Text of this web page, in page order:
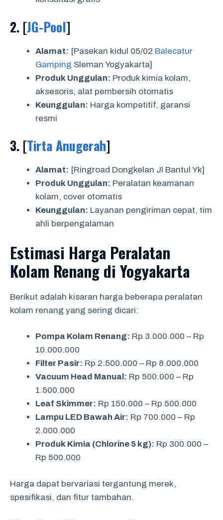
2. [JG-Pool]
Alamat: [Pasekan kidul 05/02 Balecatur
Gamping Sleman Yogyakarta]
Produk Unggulan: Produk kimia kolam,
aksesoris, alat pembersih otomatis
Keunggulan: Harga kompetitif, garansi
resmi
3. [Tirta Anugerah]
Alamat: [Ringroad Dongkelan Jl Bantul Yk]
Produk Unggulan: Peralatan keamanan
kolam, cover otomatis
Keunggulan: Layanan pengiriman cepat, tim
ahli berpengalaman
Estimasi Harga Peralatan
Kolam Renang di Yogyakarta
Berikut adalah kisaran harga beberapa peralatan
kolam renang yang sering dicari:
Pompa Kolam Renang: Rp 3.000.000 – Rp
10.000.000
Filter Pasir: Rp 2.500.000 – Rp 8.000.000
Vacuum Head Manual: Rp 500.000 – Rp
1.500.000
Leaf Skimmer: Rp 150.000 – Rp 500.000
Lampu LED Bawah Air: Rp 700.000 – Rp
2.000.000
Produk Kimia (Chlorine 5 kg): Rp 300.000 –
Rp 500.000
Harga dapat bervariasi tergantung merek,
spesifikasi, dan fitur tambahan.